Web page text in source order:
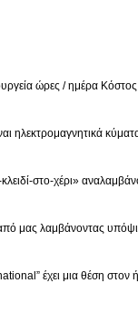
ώρες / ημέρα
ηλεκτρομαγνητικά
στο-χέρι»
μας λαμβάνοντας
έχει μια θέση στον